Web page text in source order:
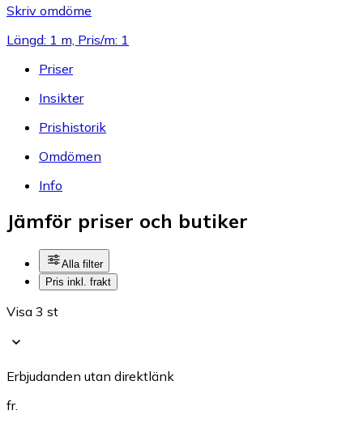
Skriv omdöme
Längd: 1 m, Pris/m: 1
Priser
Insikter
Prishistorik
Omdömen
Info
Jämför priser och butiker
Alla filter
Pris inkl. frakt
Visa 3 st
Erbjudanden utan direktlänk
fr.